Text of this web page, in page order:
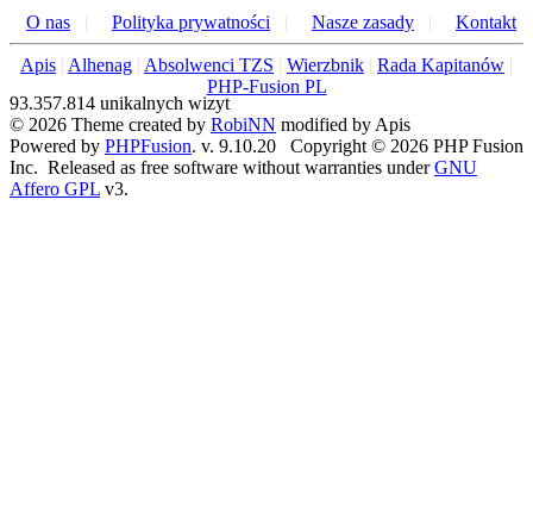
O nas | Polityka prywatności | Nasze zasady | Kontakt
Apis | Alhenag | Absolwenci TZS | Wierzbnik | Rada Kapitanów |
PHP-Fusion PL
93.357.814 unikalnych wizyt
© 2026 Theme created by RobiNN modified by Apis
Powered by PHPFusion. v. 9.10.20 Copyright © 2026 PHP Fusion
Inc. Released as free software without warranties underGNU
Affero GPL v3.